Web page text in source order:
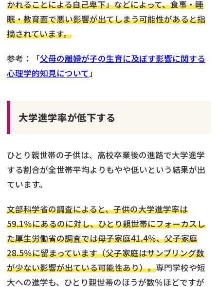
かれることによる自己卑下」などによって、食事・睡
眠・教育面で悪い影響が出てしまう可能性があると指
摘されています。
参考：「父母の離婚が子の生育に及ぼす影響に関する
心理学的知見について」
大学進学率が低下する
ひとり親世帯の子供は、高校卒業後の進路で大学進学
する割合が全世帯平均よりもやや低いという結果が出
ています。
文部科学省の調査によると、子供の大学進学率は
59.1％にあるのに対し、ひとり親世帯にフォーカスし
た厚生労働省の調査では母子家庭41.4％、父子家庭
28.5％に留まっています（父子家庭はサンプリング数
が少ない影響が出ている可能性あり）。専門学校や短
大への進学も、ひとり親世帯のほうが数％ほどですが